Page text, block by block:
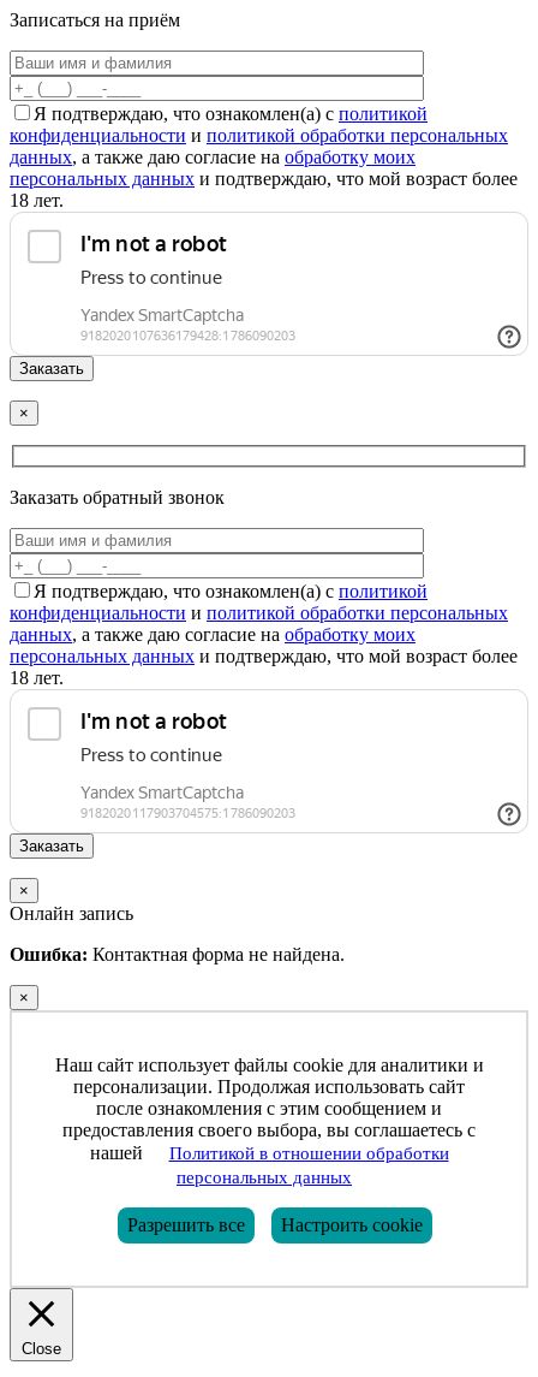
Записаться на приём
Я подтверждаю, что ознакомлен(а) с политикой
конфиденциальности и политикой обработки персональных
данных, а также даю согласие на обработку моих
персональных данных и подтверждаю, что мой возраст более
18 лет.
×
Заказать обратный звонок
Я подтверждаю, что ознакомлен(а) с политикой
конфиденциальности и политикой обработки персональных
данных, а также даю согласие на обработку моих
персональных данных и подтверждаю, что мой возраст более
18 лет.
×
Онлайн запись
Ошибка: Контактная форма не найдена.
×
Наш сайт использует файлы cookie для аналитики и
персонализации. Продолжая использовать сайт
после ознакомления с этим сообщением и
предоставления своего выбора, вы соглашаетесь с
нашей
Политикой в отношении обработки
персональных данных
Разрешить все Настроить cookie
Close